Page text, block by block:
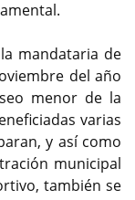
mandataria de
del año
menor de la
varias
y así como
municipal
también se